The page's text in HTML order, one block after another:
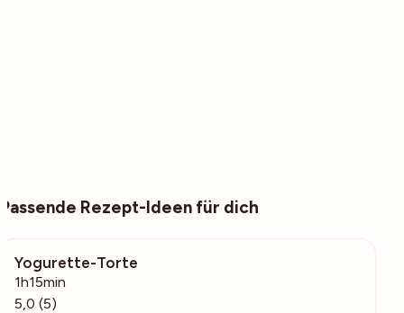
Passende Rezept-Ideen für dich
Yogurette-Torte
1h15min
5,0 (5)